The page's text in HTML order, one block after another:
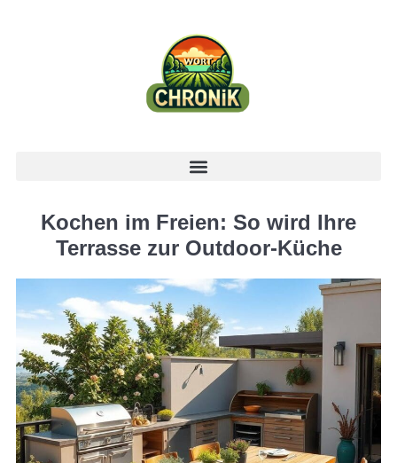
Kochen im Freien: So wird Ihre
Terrasse zur Outdoor-Küche